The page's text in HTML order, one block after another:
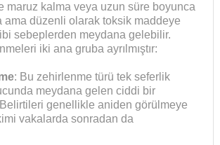
maruz kalma veya uzun süre boyunca
ama düzenli olarak toksik maddeye
sebeplerden meydana gelebilir.
iki ana gruba ayrılmıştır:
: Bu zehirlenme türü tek seferlik
meydana gelen ciddi bir
genellikle aniden görülmeye
vakalarda sonradan da